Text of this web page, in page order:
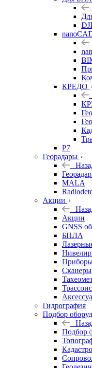
DJI
КРЕДО
Р7
Георадары
MALA
Акции
Акции
GNSS
БПЛА
Сканеры
Гидрография
Подбор
Подбор